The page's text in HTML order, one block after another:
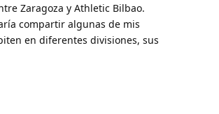
Zaragoza y Athletic Bilbao.
compartir algunas de mis
en diferentes divisiones, sus